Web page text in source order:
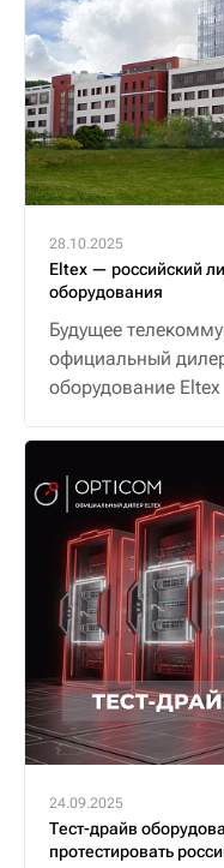
28.10.2025
Eltex — российский
оборудования
Будущее
официальный
оборудование Eltex
24.09.2025
Тест-драйв
протестировать